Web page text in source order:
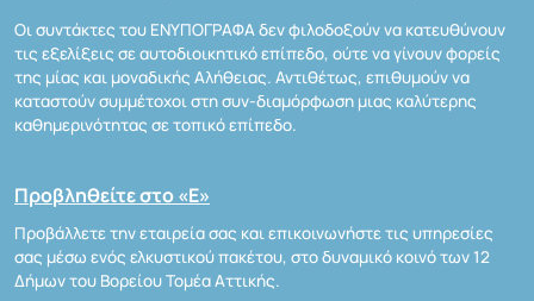
Οι συντάκτες του ΕΝΥΠΟΓΡΑΦΑ δεν φιλοδοξούν να κατευθύνουν
τις εξελίξεις σε αυτοδιοικητικό επίπεδο, ούτε να γίνουν φορείς
της μίας και μοναδικής Αλήθειας. Αντιθέτως, επιθυμούν να
καταστούν συμμέτοχοι στη συν-διαμόρφωση μιας καλύτερης
καθημερινότητας σε τοπικό επίπεδο.
Προβληθείτε στο «Ε»
Προβάλλετε την εταιρεία σας και επικοινωνήστε τις υπηρεσίες
σας μέσω ενός ελκυστικού πακέτου, στο δυναμικό κοινό των 12
Δήμων του Βορείου Τομέα Αττικής.